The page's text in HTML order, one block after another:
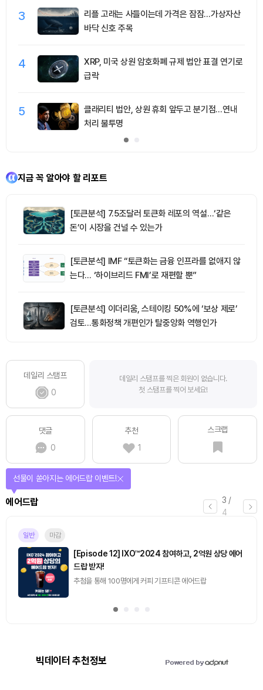
3
리플 고래는 사들이는데 가격은 잠잠…가상자산
바닥 신호 주목
4
XRP, 미국 상원 암호화폐 규제 법안 표결 연기로
급락
5
클래리티 법안, 상원 휴회 앞두고 분기점…연내
처리 불투명
지금 꼭 알아야 할 리포트
[토큰분석] 7.5조달러 토큰화 레포의 역설…‘같은
돈’이 시장을 건널 수 있는가
[토큰분석] IMF “토큰화는 금융 인프라를 없애지 않
는다… ‘하이브리드 FMI’로 재편할 뿐”
[토큰분석] 이더리움, 스테이킹 50%에 ‘보상 제로’
검토…통화정책 개편인가 탈중앙화 역행인가
데일리 스탬프
0
데일리 스탬프를 찍은 회원이 없습니다.
첫 스탬프를 찍어 보세요!
댓글
0
추천
1
스크랩
3 /
4
에어드랍
선물이 쏟아지는 에어드랍 이벤트!
일반 마감
[Episode 12] IXO™2024 참여하고, 2억원 상당 에어
드랍 받자!
추첨을 통해 100명에게 커피 기프티콘 에어드랍
빅데이터 추천정보